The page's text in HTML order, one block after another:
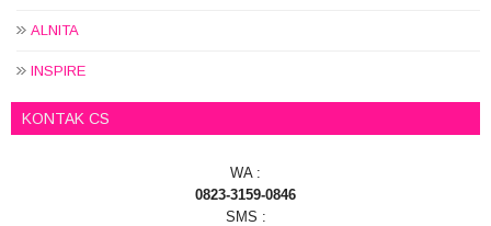
ALNITA
INSPIRE
KONTAK CS
WA :
0823-3159-0846
SMS :